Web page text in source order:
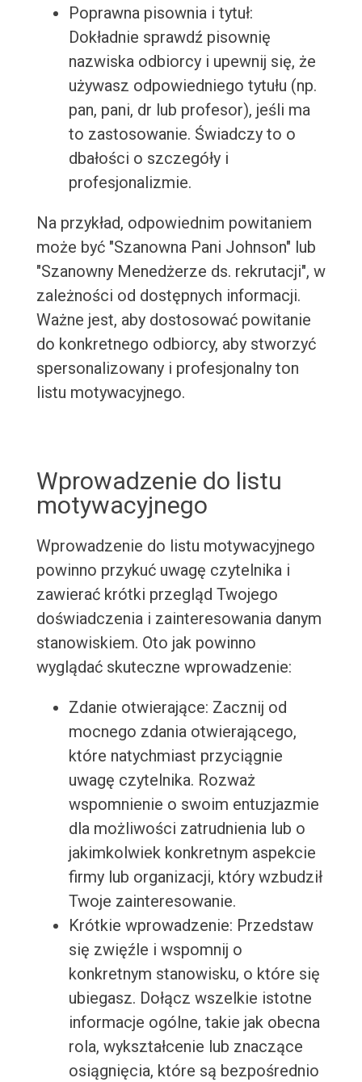
Poprawna pisownia i tytuł:
Dokładnie sprawdź pisownię
nazwiska odbiorcy i upewnij się, że
używasz odpowiedniego tytułu (np.
pan, pani, dr lub profesor), jeśli ma
to zastosowanie. Świadczy to o
dbałości o szczegóły i
profesjonalizmie.
Na przykład, odpowiednim powitaniem
może być "Szanowna Pani Johnson" lub
"Szanowny Menedżerze ds. rekrutacji", w
zależności od dostępnych informacji.
Ważne jest, aby dostosować powitanie
do konkretnego odbiorcy, aby stworzyć
spersonalizowany i profesjonalny ton
listu motywacyjnego.
Wprowadzenie do listu
motywacyjnego
Wprowadzenie do listu motywacyjnego
powinno przykuć uwagę czytelnika i
zawierać krótki przegląd Twojego
doświadczenia i zainteresowania danym
stanowiskiem. Oto jak powinno
wyglądać skuteczne wprowadzenie:
Zdanie otwierające: Zacznij od
mocnego zdania otwierającego,
które natychmiast przyciągnie
uwagę czytelnika. Rozważ
wspomnienie o swoim entuzjazmie
dla możliwości zatrudnienia lub o
jakimkolwiek konkretnym aspekcie
firmy lub organizacji, który wzbudził
Twoje zainteresowanie.
Krótkie wprowadzenie: Przedstaw
się zwięźle i wspomnij o
konkretnym stanowisku, o które się
ubiegasz. Dołącz wszelkie istotne
informacje ogólne, takie jak obecna
rola, wykształcenie lub znaczące
osiągnięcia, które są bezpośrednio